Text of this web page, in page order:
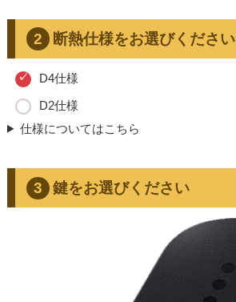
断熱仕様をお選びください
D4仕様
D2仕様
仕様についてはこちら
鍵をお選びください